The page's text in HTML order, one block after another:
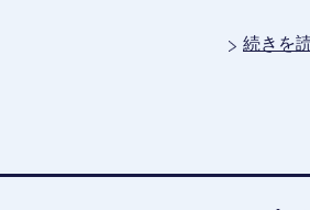
続きを